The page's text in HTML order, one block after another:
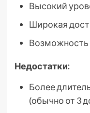
Высокий
Широкая
Возможность
Недостатки:
Более
(обычно от 3